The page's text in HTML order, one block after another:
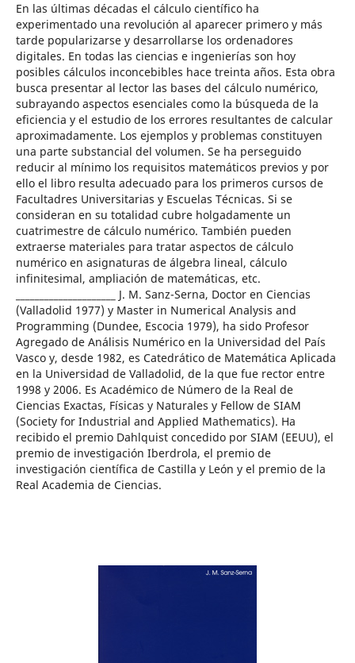
En las últimas décadas el cálculo científico ha
experimentado una revolución al aparecer primero y más
tarde popularizarse y desarrollarse los ordenadores
digitales. En todas las ciencias e ingenierías son hoy
posibles cálculos inconcebibles hace treinta años. Esta obra
busca presentar al lector las bases del cálculo numérico,
subrayando aspectos esenciales como la búsqueda de la
eficiencia y el estudio de los errores resultantes de calcular
aproximadamente. Los ejemplos y problemas constituyen
una parte substancial del volumen. Se ha perseguido
reducir al mínimo los requisitos matemáticos previos y por
ello el libro resulta adecuado para los primeros cursos de
Facultadres Universitarias y Escuelas Técnicas. Si se
consideran en su totalidad cubre holgadamente un
cuatrimestre de cálculo numérico. También pueden
extraerse materiales para tratar aspectos de cálculo
numérico en asignaturas de álgebra lineal, cálculo
infinitesimal, ampliación de matemáticas, etc.
_____________________ J. M. Sanz-Serna, Doctor en Ciencias
(Valladolid 1977) y Master in Numerical Analysis and
Programming (Dundee, Escocia 1979), ha sido Profesor
Agregado de Análisis Numérico en la Universidad del País
Vasco y, desde 1982, es Catedrático de Matemática Aplicada
en la Universidad de Valladolid, de la que fue rector entre
1998 y 2006. Es Académico de Número de la Real de
Ciencias Exactas, Físicas y Naturales y Fellow de SIAM
(Society for Industrial and Applied Mathematics). Ha
recibido el premio Dahlquist concedido por SIAM (EEUU), el
premio de investigación Iberdrola, el premio de
investigación científica de Castilla y León y el premio de la
Real Academia de Ciencias.